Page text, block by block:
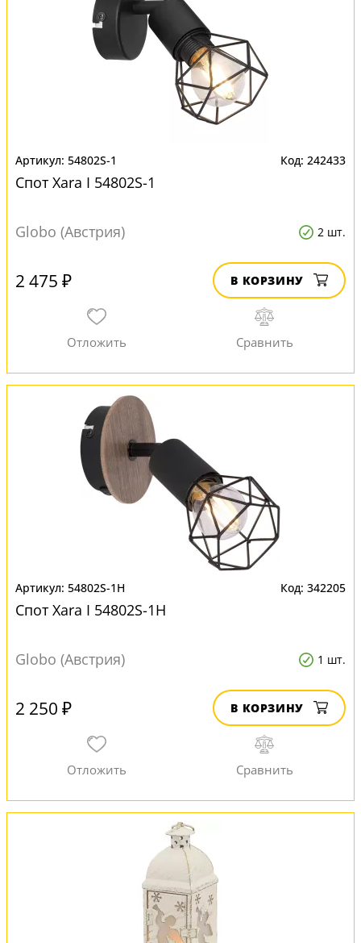
54802S-1 242433
Спот Xara I 54802S-1
Globo (Австрия) 2 шт.
2 475 ₽ В КОРЗИНУ
54802S-1H 342205
Спот Xara I 54802S-1H
Globo (Австрия) 1 шт.
2 250 ₽ В КОРЗИНУ